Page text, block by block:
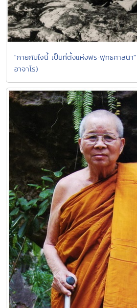
"กายกับใจนี้ เป็นที่ตั้งแห่งพระพุทธศาสนา
อาจาโร)